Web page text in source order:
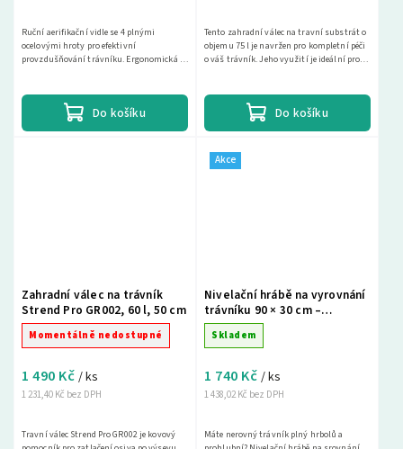
Do košíku
Ruční aerifikační vidle se 4 plnými
ocelovými hroty pro efektivní
provzdušňování trávníku. Ergonomická T-
Do košíku
Tento zahradní válec na travní substrát o
objemu 75 l je navržen pro kompletní péči
o váš trávník. Jeho využití je ideální pro
Zahradní válec na trávník
Strend Pro GR002, 60 l, 50 cm
Momentálně nedostupné
1 231,40 Kč bez DPH
1 490 Kč / ks
Travní válec Strend Pro GR002 je kovový
Akce
Nivelační hrábě na vyrovnání
trávníku 90 × 30 cm –
pozinkované
Skladem
1 438,02 Kč bez DPH
1 740 Kč / ks
Máte nerovný trávník plný hrbolů a